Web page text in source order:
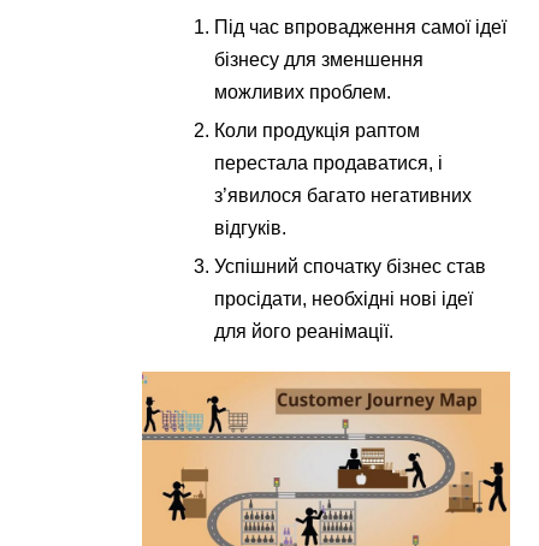
Під час впровадження самої ідеї
бізнесу для зменшення
можливих проблем.
Коли продукція раптом
перестала продаватися, і
з’явилося багато негативних
відгуків.
Успішний спочатку бізнес став
просідати, необхідні нові ідеї
для його реанімації.